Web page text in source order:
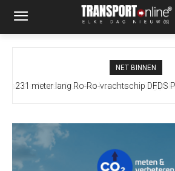
NET BINNEN
231 meter lang Ro-Ro-vrachtschip DFDS